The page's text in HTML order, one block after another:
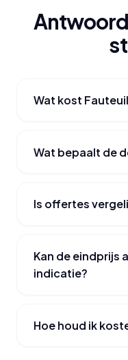
Wat kost
Wat bepaalt de
Is offertes
Kan de eindprijs
indicatie?
Hoe houd ik